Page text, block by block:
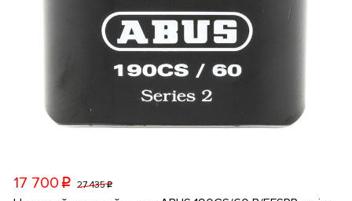
17 700 p 27 435p